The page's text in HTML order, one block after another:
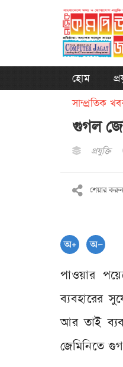
হোম
সাম্প্রতিক
গুগল
প্রযুক্তি
শেয়ার করুন
পাওয়ার
ব্যবহারের
আর তাই
জেমিনিতে